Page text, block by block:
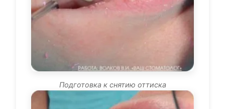
Подготовка к снятию оттиска